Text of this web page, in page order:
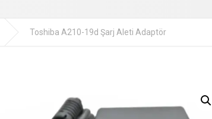
Toshiba A210-19d Şarj Aleti Adaptör